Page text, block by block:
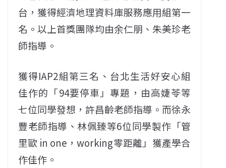
台，獲得經濟地理資料庫服務應用組第一
名。以上首獎團隊均由余仁朋、朱美珍老
師指導。
獲得IAP2組第三名、台北生活好安心組
佳作的「94要停車」專題，由高婕苓等
七位同學發想，許昌齡老師指導。而徐永
豐老師指導、林佩臻等6位同學製作「管
里歐 in one，working零距離」獲產學合
作佳作。